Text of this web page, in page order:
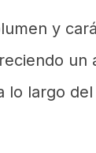
y
un
lo largo